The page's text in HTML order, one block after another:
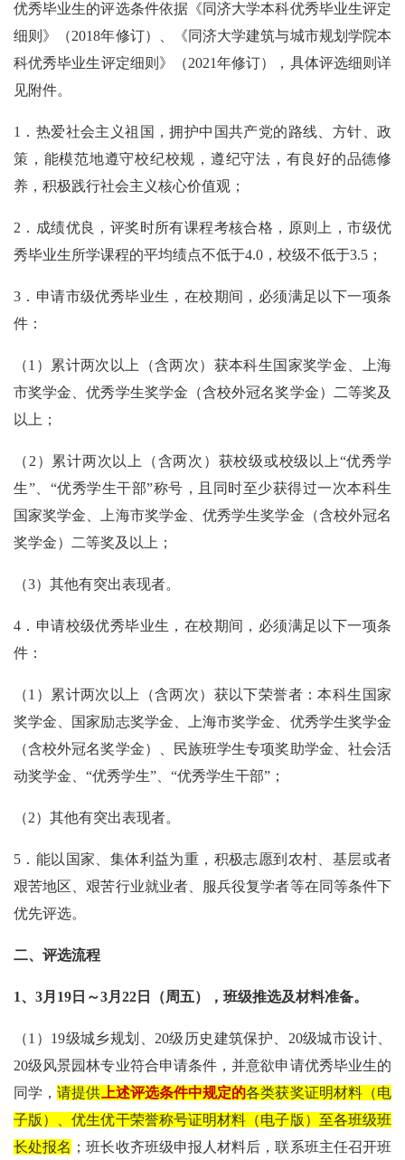
优秀毕业生的评选条件依据《同济大学本科优秀毕业生评定
细则》（2018年修订）、《同济大学建筑与城市规划学院本
科优秀毕业生评定细则》（2021年修订），具体评选细则详
见附件。
1 ．热爱社会主义祖国，拥护中国共产党的路线、方针、政
策，能模范地遵守校纪校规，遵纪守法，有良好的品德修
养，积极践行社会主义核心价值观；
2 ．成绩优良，评奖时所有课程考核合格，原则上，市级优
秀毕业生所学课程的平均绩点不低于4.0 ，校级不低于3.5 ；
3 ．申请市级优秀毕业生，在校期间，必须满足以下一项条
件：
（1 ）累计两次以上（含两次）获本科生国家奖学金、上海
市奖学金、优秀学生奖学金（含校外冠名奖学金）二等奖及
以上；
（ 2 ）累计两次以上（含两次）获校级或校级以上“优秀学
生”、“优秀学生干部”称号，且同时至少获得过一次本科生
国家奖学金、上海市奖学金、优秀学生奖学金（含校外冠名
奖学金）二等奖及以上；
（3）其他有突出表现者。
4 ．申请校级优秀毕业生，在校期间，必须满足以下一项条
件：
（1 ）累计两次以上（含两次）获以下荣誉者：本科生国家
奖学金、国家励志奖学金、上海市奖学金、优秀学生奖学金
（含校外冠名奖学金）、民族班学生专项奖助学金、社会活
动奖学金、“优秀学生”、“优秀学生干部”；
（2）其他有突出表现者。
5 ．能以国家、集体利益为重，积极志愿到农村、基层或者
艰苦地区、艰苦行业就业者、服兵役复学者等在同等条件下
优先评选。
二、评选流程
1、 3月 19 日～3月 22 日（周五），班级推选及材料准备。
（1 ） 19级城乡规划、 20级历史建筑保护、 20级城市设计、
20级风景园林专业符合申请条件，并意欲申请优秀毕业生的
同学，请提供 上述评选条件中规定的各类获奖证明材料（电
子版）、优生优干荣誉称号证明材料（电子版）至各班级班
长处报名 ；班长收齐班级申报人材料后，联系班主任召开班